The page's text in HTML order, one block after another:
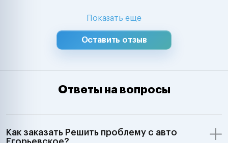
Показать еще
Оставить отзыв
Ответы на вопросы
Как заказать Решить проблему с авто